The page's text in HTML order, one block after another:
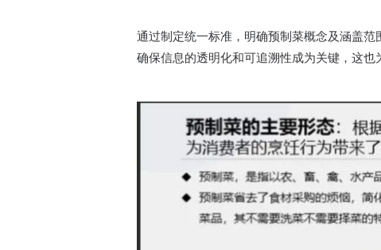
通过制定统一标准，明确预制菜概念及涵盖
确保信息的透明化和可追溯性成为关键，这也